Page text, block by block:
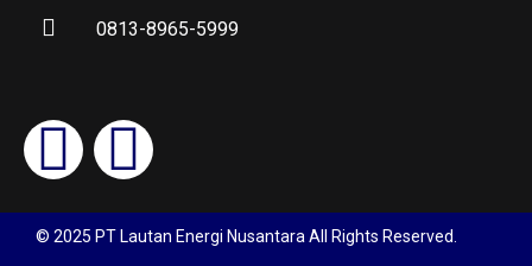
0813-8965-5999
© 2025 PT Lautan Energi Nusantara All Rights Reserved.